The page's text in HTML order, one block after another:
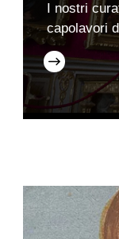
I nostri
capolavori